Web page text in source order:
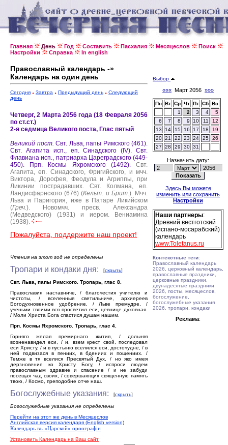
Главная День Год Составить Пасхалия Месяцеслов
Поиск
Настройки
Справка In english
Православный календарь -»
Календарь на один день
Сегодня Завтра Предыдущий день
Следующий
день
Четверг, 2 Марта 2056 года (18 Февраля 2056
по ст.ст.)
2-я седмица Великого поста, Глас пятый
Великий пост. Свт. Льва, папы Римского (461).
Свт. Агапита исп., еп. Синадского (IV). Свт.
Флавиана исп., патриарха Цареградского (449-
450).
Прп. Космы Яхромского (1492).Свт.
Агапита, еп. Синадского, Фригийского, и мчч.
Виктора, Дорофея, Феодула и Агриппы, при
Ликинии пострадавших.
Свт. Колмана, еп.
Ландисфарнского (676) (Кельт. и Брит.). Мчч.
Льва и Паригория, иже в Патаре Ликийском
(Греч.).
Новомчч. пресв. Александра
(Медведского) (1931) и иером. Вениамина
(1938).
Пожалуйста, поддержите наш проект!
Чтения на этот год не определены
Тропари и кондаки дня: [скрыть]
Свт. Льва, папы Римского. Тропарь, глас 8.
Православия наставниче, / благочестия учителю и
чистоты, / вселенныя светильниче, архиереев
Богодухновенное удобрение, / Льве премудре, /
ученьми твоими вся просветил еси, цевнице духовная.
/ Моли Христа Бога спастися душам нашим.
Прп. Космы Яхромского. Тропарь, глас 4.
Горняго желая премирнаго жития, / дольняя
возненавидел еси, / и, взем крест свой, последовал
еси Христу, / и в пустыню вселился еси, досточудне, / в
ней подвизася в пениих, в бдениих и пощениих. /
Темже в тя вселися Пресвятый Дух, / но яко имея
дерзновение ко Христу Богу, / испроси людем
православным здравие и спасение / и не забуди
посещая чад своих, / совершающих священную память
твою, / Космо, преподобне отче наш.
Богослужебные указания: [скрыть]
Богослужебные указания не определены
Перейти на этот же день в Месяцеслов
Английская версия календаря (English version)
Календарь въ «Царской» орѳографiи
Установить Календарь на Ваш сайт
Выбор
««« Март 2056 »»»
Пн Вт Ср Чт Пт Сб Вс
1
2 3 4
5
6
7 8 9 10 11
12
13
14 15 16 17 18
19
20 21 22 23 24 25
26
27
28 29 30 31
Назначить дату:
Здесь Вы можете
изменить или сохранить
Настройки
Наши партнеры:
Древний вестготский
(испано-мосарабский)
календарь
www.Toletanus.ru
Контекстные теги:
Православный календарь
2026, церковный календарь,
православные праздники,
церковные праздники,
двунадесятые праздники
2026, посты, месяцеслов,
богослужение,
богослужебные указания
2026, тропари, кондаки
Реклама: